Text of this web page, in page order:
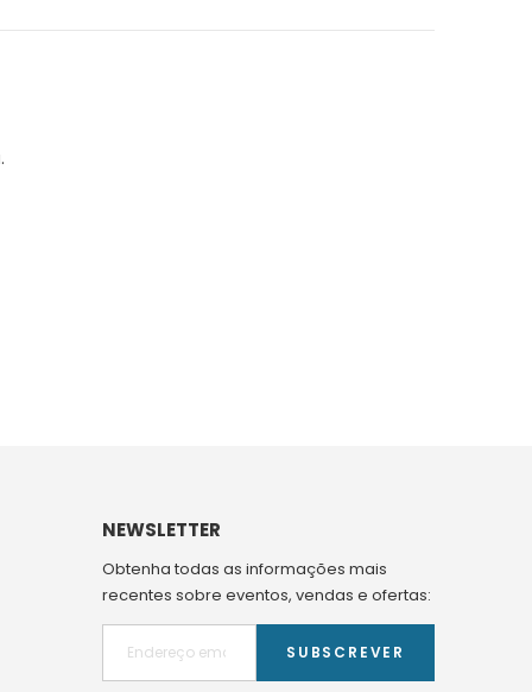
NEWSLETTER
Obtenha todas as informações mais
recentes sobre eventos, vendas e ofertas:
SUBSCREVER